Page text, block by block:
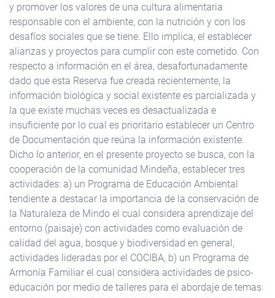
y promover los valores de una cultura alimentaria
responsable con el ambiente, con la nutrición y con los
desafíos sociales que se tiene. Ello implica, el establecer
alianzas y proyectos para cumplir con este cometido. Con
respecto a información en el área, desafortunadamente
dado que esta Reserva fue creada recientemente, la
información biológica y social existente es parcializada y
la que existe muchas veces es desactualizada e
insuficiente por lo cual es prioritario establecer un Centro
de Documentación que reúna la información existente.
Dicho lo anterior, en el presente proyecto se busca, con la
cooperación de la comunidad Mindeña, establecer tres
actividades: a) un Programa de Educación Ambiental
tendiente a destacar la importancia de la conservación de
la Naturaleza de Mindo el cual considera aprendizaje del
entorno (paisaje) con actividades como evaluación de
calidad del agua, bosque y biodiversidad en general,
actividades lideradas por el COCIBA, b) un Programa de
Armonía Familiar el cual considera actividades de psico-
educación por medio de talleres para el abordaje de temas